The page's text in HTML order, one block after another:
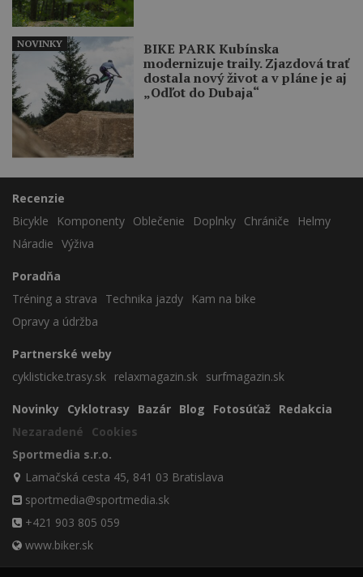
BIKE PARK Kubínska
modernizuje traily. Zjazdová trať
dostala nový život a v pláne je aj
„Odľot do Dubaja“
NOVINKY
Recenzie
Bicykle
Komponenty Oblečenie Doplnky Chrániče
Helmy
Náradie Výživa
Poradňa
Tréning a strava
Technika jazdy
Kam na bike
Opravy a údržba
Partnerské weby
cyklisticke.trasy.sk relaxmagazin.sk surfmagazin.sk
Novinky Cyklotrasy Bazár Blog Fotosúťaž Redakcia
Nezaradené
Cookies
Sportmedia s.r.o.
Lamačská cesta 45, 841 03 Bratislava
sportmedia@sportmedia.sk
+421 903 805 059
www.biker.sk